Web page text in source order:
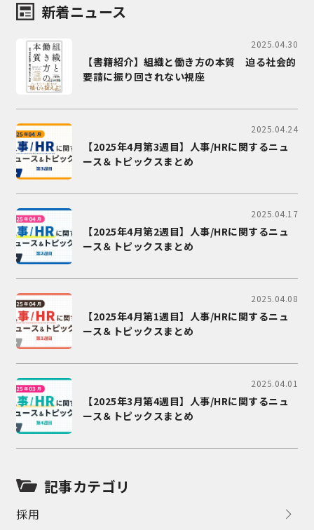
新着ニュース
2025.04.30
【書籍紹介】組織と働き方の本質 迫る社会的
要請に振り回されない視座
2025.04.24
【2025年4月第3週目】人事/HRに関するニュ
ース＆トピックスまとめ
2025.04.17
【2025年4月第2週目】人事/HRに関するニュ
ース＆トピックスまとめ
2025.04.08
【2025年4月第1週目】人事/HRに関するニュ
ース＆トピックスまとめ
2025.04.01
【2025年3月第4週目】人事/HRに関するニュ
ース＆トピックスまとめ
記事カテゴリ
採用